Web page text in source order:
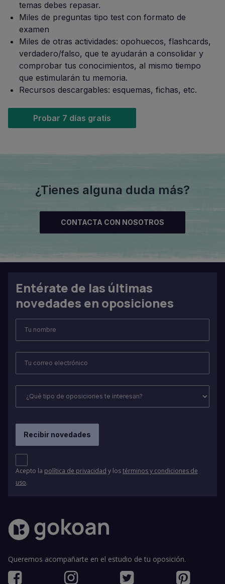
temas debes repasar.
Miles de preguntas tipo test con formato de
examen
Miles de otras actividades: opohuecos, flashcards,
verdadero/falso, que te ayudarán a consolidar y
comprobar tus conocimientos, al mismo tiempo
que estimularán tu memoria.
Recursos descargables: esquemas, fichas, etc.
Probar 7 días gratis
¿Tienes alguna duda más?
CONTACTA CON NOSOTROS
Entérate de las últimas
novedades en oposiciones
Acepto la política de privacidad y lostérminos y condiciones de
uso.
Queremos acompañarte en el estudio de tu oposición.